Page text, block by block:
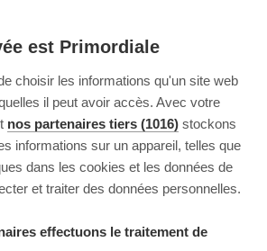
est Primordiale
choisir les informations qu'un site web
il peut avoir accès. Avec votre
nos partenaires tiers (1016) stockons
informations sur un appareil, telles que
dans les cookies et les données de
et traiter des données personnelles.
effectuons le traitement de